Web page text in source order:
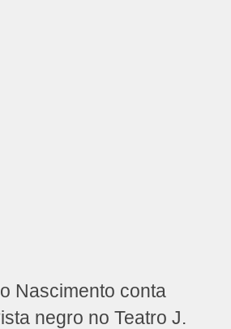
Nascimento conta
negro no Teatro J.